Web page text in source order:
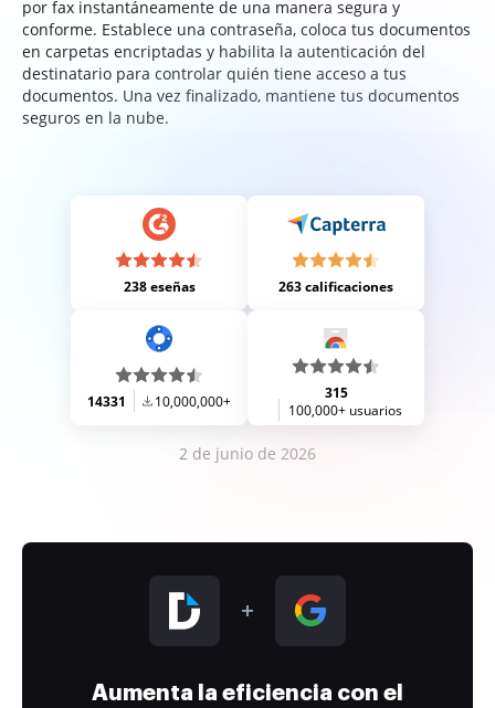
por fax instantáneamente de una manera segura y
conforme. Establece una contraseña, coloca tus documentos
en carpetas encriptadas y habilita la autenticación del
destinatario para controlar quién tiene acceso a tus
documentos. Una vez finalizado, mantiene tus documentos
seguros en la nube.
238 eseñas 263 calificaciones
14331 10,000,000+
315
100,000+ usuarios
2 de junio de 2026
Aumenta la eficiencia con el